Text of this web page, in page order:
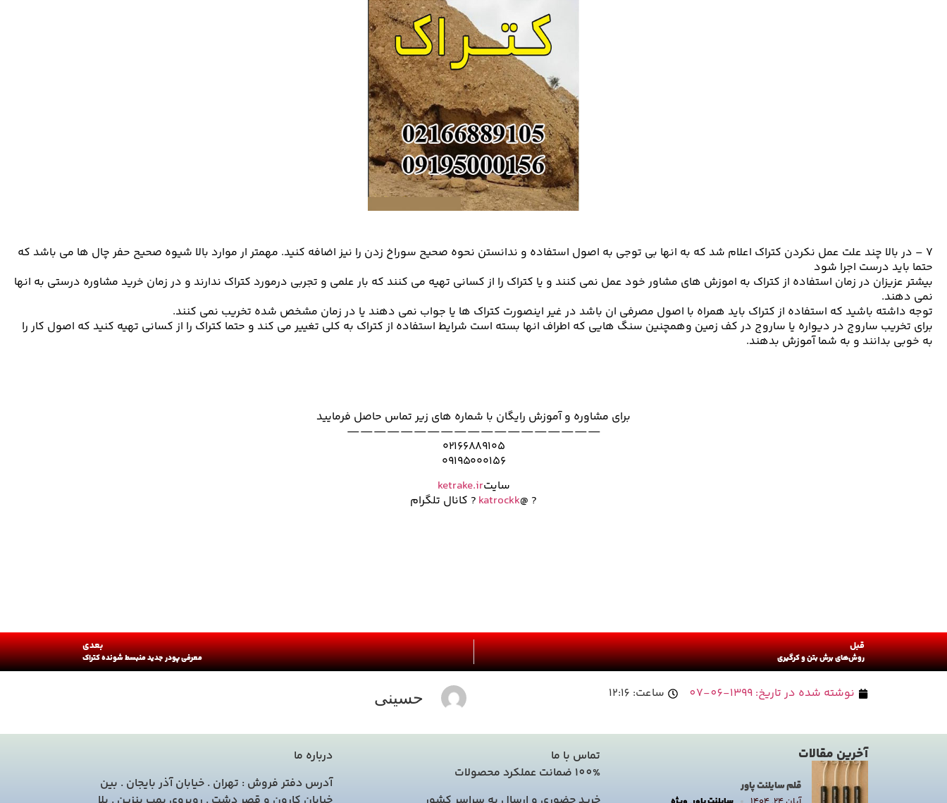
۷ – در بالا چند علت عمل نکردن کتراک اعلام شد که به انها بی توجی به اصول استفاده و ندانستن نحوه صحیح سوراخ زدن را نیز اضافه کنید. مهمتر ار موارد بالا شیوه صحیح حفر چال ها می باشد که
حتما باید درست اجرا شود
بیشتر عزیزان در زمان استفاده از کتراک به اموزش های مشاور خود عمل نمی کنند و یا کتراک را از کسانی تهیه می کنند که بار علمی و تجربی درمورد کتراک ندارند و در زمان خرید مشاوره درستی به انها
نمی دهند.
توجه داشته باشید که استفاده از کتراک باید همراه با اصول مصرفی ان باشد در غیر اینصورت کتراک ها یا جواب نمی دهند یا در زمان مشخص شده تخریب نمی کنند.
برای تخریب ساروج در دیواره یا ساروج در کف زمین وهمچنین سنگ هایی که اطراف انها بسته است شرایط استفاده از کتراک به کلی تغییر می کند و حتما کتراک را از کسانی تهیه کنید که اصول کار را
به خوبی بدانند و به شما آموزش بدهند.
برای مشاوره و آموزش رایگان با شماره های زیر تماس حاصل فرمایید
———————————————————
۰۲۱۶۶۸۸۹۱۰۵
۰۹۱۹۵۰۰۰۱۵۶
سایتketrake.ir
? @
katrockk ? کانال تلگرام
قبل
روش‌های برش بتن و کرگیری
بعدی
معرفی پودر جدید منبسط شونده کتراک
نوشته شده در تاریخ: 1399-06-07 ساعت: 12:16 حسینی
آخرین مقالات
قلم سایلنت پاور
تماس با ما
100% ضمانت عملکرد محصولات
درباره ما
آدرس دفتر فروش : تهران . خیابان آذر بایجان . بین